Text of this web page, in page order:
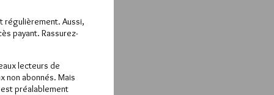
régulièrement. Aussi,
payant. Rassurez-
lecteurs de
non abonnés. Mais
préalablement